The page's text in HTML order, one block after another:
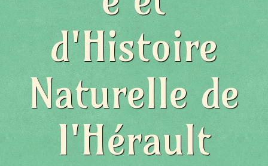
d'Histoire
Naturelle de
l'Hérault